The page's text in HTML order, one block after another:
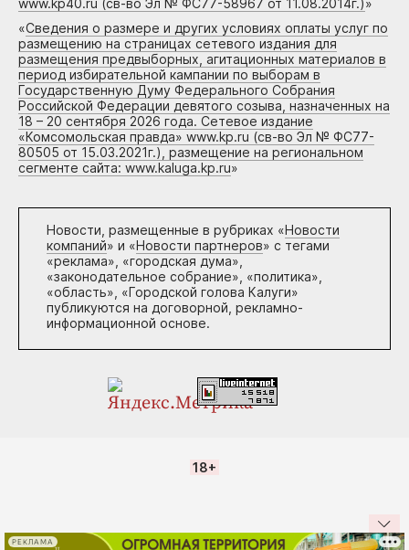
www.kp40.ru (св-во Эл № ФС77-58967 от 11.08.2014г.)»
«Сведения о размере и других условиях оплаты услуг по
размещению на страницах сетевого издания для
размещения предвыборных, агитационных материалов в
период избирательной кампании по выборам в
Государственную Думу Федерального Собрания
Российской Федерации девятого созыва, назначенных на
18 – 20 сентября 2026 года. Сетевое издание
«Комсомольская правда» www.kp.ru (св-во Эл № ФС77-
80505 от 15.03.2021г.), размещение на региональном
сегменте сайта: www.kaluga.kp.ru»
Новости, размещенные в рубриках «Новости
компаний» и «Новости партнеров» с тегами
«реклама», «городская дума»,
«законодательное собрание», «политика»,
«область», «Городской голова Калуги»
публикуются на договорной, рекламно-
информационной основе.
18+
РЕКЛАМА